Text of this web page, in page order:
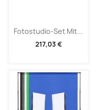
Fotostudio-Set Mit...
217,03 €